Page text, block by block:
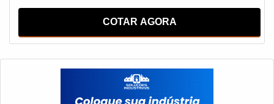
transferência de fluidos em alta pressão, como óleo,
água, ar comprimido, entre outros. Seu revestimento em
malha de aço confere maior resistência à tração,
evitando danos e rupturas durante o uso. Além disso,
COTAR AGORA